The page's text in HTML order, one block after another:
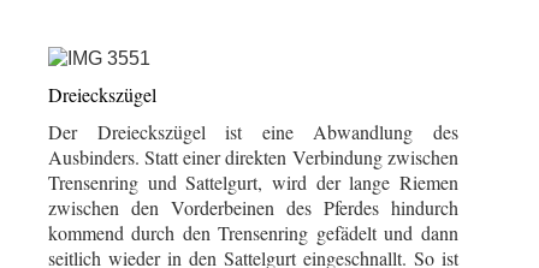
Dreieckszügel
Der Dreieckszügel ist eine Abwandlung des
Ausbinders. Statt einer direkten Verbindung zwischen
Trensenring und Sattelgurt, wird der lange Riemen
zwischen den Vorderbeinen des Pferdes hindurch
kommend durch den Trensenring gefädelt und dann
seitlich wieder in den Sattelgurt eingeschnallt. So ist